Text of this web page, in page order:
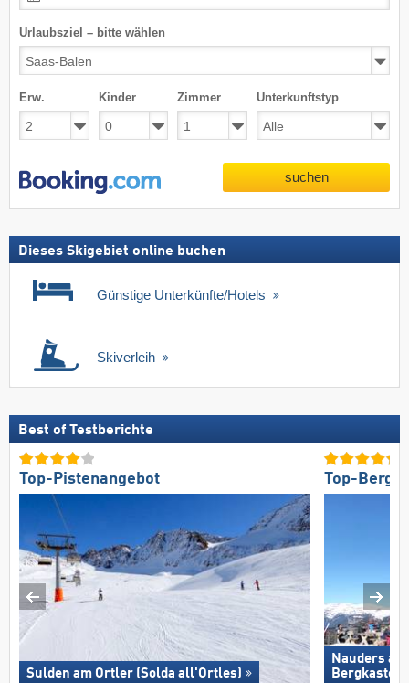
Urlaubsziel – bitte wählen
Erw. Kinder Zimmer Unterkunftstyp
suchen
Dieses Skigebiet online buchen
Günstige Unterkünfte/Hotels
Skiverleih
Best of Testberichte
Top-Pistenangebot
Sulden am Ortler (Solda all'Ortles)
Top-
Nauders
Bergkastel